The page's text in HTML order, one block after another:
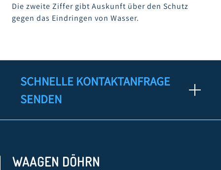
Die zweite Ziffer gibt Auskunft über den Schutz
gegen das Eindringen von Wasser.
SCHNELLE KONTAKTANFRAGE
SENDEN
WAAGEN DÖHRN